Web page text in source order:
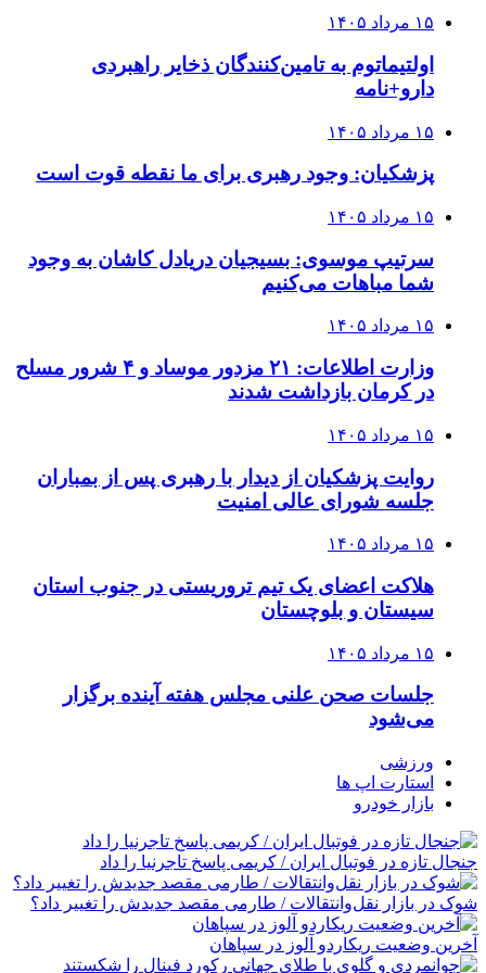
۱۵ مرداد ۱۴۰۵
اولتیماتوم به تامین‌کنندگان ذخایر راهبردی
دارو+نامه
۱۵ مرداد ۱۴۰۵
پزشکیان: وجود رهبری برای ما نقطه قوت است
۱۵ مرداد ۱۴۰۵
سرتیپ موسوی: بسیجیان دریادل کاشان به وجود
شما مباهات می‌کنیم
۱۵ مرداد ۱۴۰۵
وزارت اطلاعات: ۲۱ مزدور موساد و ۴ شرور مسلح
در کرمان بازداشت شدند
۱۵ مرداد ۱۴۰۵
روایت پزشکیان از دیدار با رهبری پس از بمباران
جلسه شورای عالی امنیت
۱۵ مرداد ۱۴۰۵
هلاکت اعضای یک تیم تروریستی در جنوب استان
سیستان و بلوچستان
۱۵ مرداد ۱۴۰۵
جلسات صحن علنی مجلس هفته آینده برگزار
می‌شود
ورزشی
استارت اپ ها
بازار خودرو
جنجال تازه در فوتبال ایران / کریمی پاسخ تاجرنیا را داد
شوک در بازار نقل‌وانتقالات / طارمی مقصد جدیدش را تغییر داد؟
آخرین وضعیت ریکاردو آلوز در سپاهان